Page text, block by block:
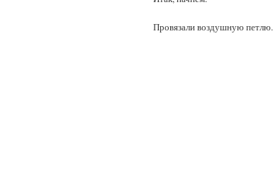
Провязали воздушную петлю.